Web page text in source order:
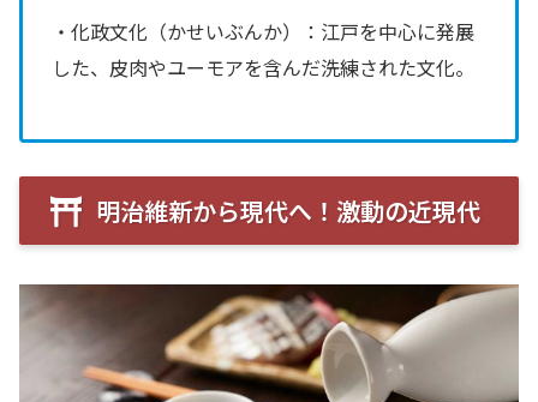
・化政文化（かせいぶんか）：江戸を中心に発展
した、皮肉やユーモアを含んだ洗練された文化。
明治維新から現代へ！激動の近現代